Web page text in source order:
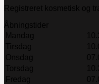
Registreret kosmetisk og
Åbningstider
Mandag
Tirsdag
Onsdag
Torsdag
Fredag